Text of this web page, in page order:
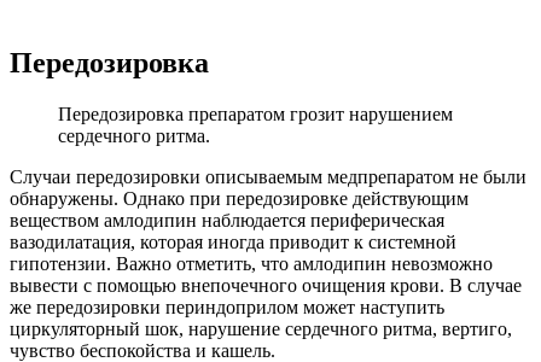
Передозировка
Передозировка препаратом грозит нарушением
сердечного ритма.
Случаи передозировки описываемым медпрепаратом не были
обнаружены. Однако при передозировке действующим
веществом амлодипин наблюдается периферическая
вазодилатация, которая иногда приводит к системной
гипотензии. Важно отметить, что амлодипин невозможно
вывести с помощью внепочечного очищения крови. В случае
же передозировки периндоприлом может наступить
циркуляторный шок, нарушение сердечного ритма, вертиго,
чувство беспокойства и кашель.